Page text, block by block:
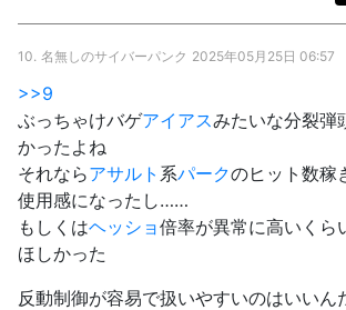
10. 名無しのサイバーパンク 2025年05月25日 06:57
>>9
ぶっちゃけバゲアイアスみたいな分裂弾
かったよね
それならアサルト 系パークのヒット数稼
使用感になったし……
もしくはヘッショ倍率が異常に高いくら
ほしかった
反動制御が容易で扱いやすいのはいいん